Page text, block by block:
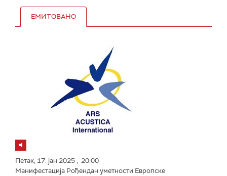
ЕМИТОВАНО
Петак, 17. јан 2025, 20:00
Манифестација Рођендан уметности Европске